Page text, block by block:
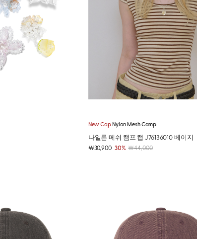
New CapNylon Mesh Camp
나일론 메쉬 캠프 캡 J76136010 베이지
￦30,900 30% ￦44,000